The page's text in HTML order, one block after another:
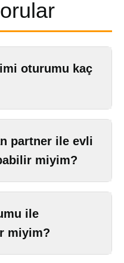
oturumu kaç
partner ile evli
miyim?
ile
miyim?